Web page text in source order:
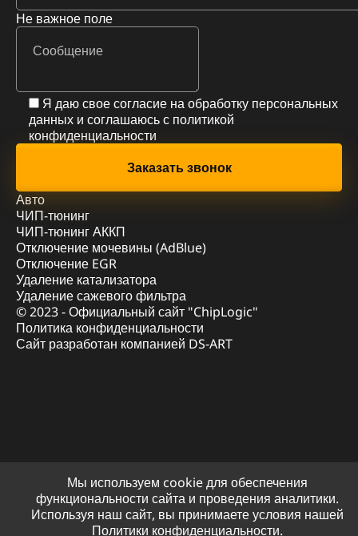
Не важное поле
Я даю свое согласие на обработку персональных
данных и соглашаюсь с политикой
конфиденциальности
Авто
ЧИП-тюнинг
ЧИП-тюнинг АККП
Отключение мочевины (AdBlue)
Отключение EGR
Удаление катализатора
Удаление сажевого фильтра
© 2023 - Официальный сайт "ChipLogic"
Политика конфиденциальности
Сайт разработан компанией DS-ART
Мы используем cookie для обеспечения
функциональности сайта и проведения аналитики.
Используя наш сайт, вы принимаете условия нашей
Политики конфиденциальности.